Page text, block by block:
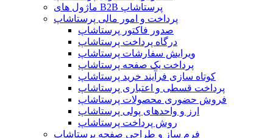
ماژول های B2B پرستاشاپ
پرداخت و امور مالی پرستاشاپ
صدور فاکتور پرستاشاپ
درگاه پرداخت پرستاشاپ
ویرایش سفارشات پرستاشاپ
پرداخت یک صفحه پرستاشاپ
کوتاه سازی فرآیند خرید پرستاشاپ
پرداخت قسطی و اعتباری پرستاشاپ
فروش حضوری محصولات پرستاشاپ
ارز و واحدهای پولی پرستاشاپ
روش پرداخت پرستاشاپ
فرم ساز و طراحی صفحه پرستاشاپ